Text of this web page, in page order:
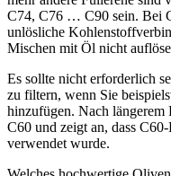
C74, C76 … C90 sein. Bei
unlösliche
Mischen mit Öl nicht
Es sollte nicht erforderlich
zu filtern, wenn Sie
hinzufügen. Nach längerem
C60 und zeigt an, dass
verwendet wurde.